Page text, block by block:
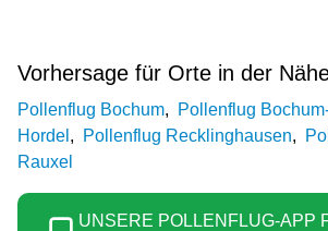
Vorhersage für Orte in der
Pollenflug Bochum,
Pollenflug
Hordel , Pollenflug Recklinghausen,
Rauxel
UNSERE POLLENFLUG-APP